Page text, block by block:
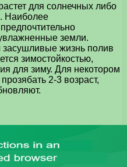
для солнечных либо
Наиболее
земли.
жизнь полив
зимостойкостью,
для зиму. Для некотором
2-3 возраст,